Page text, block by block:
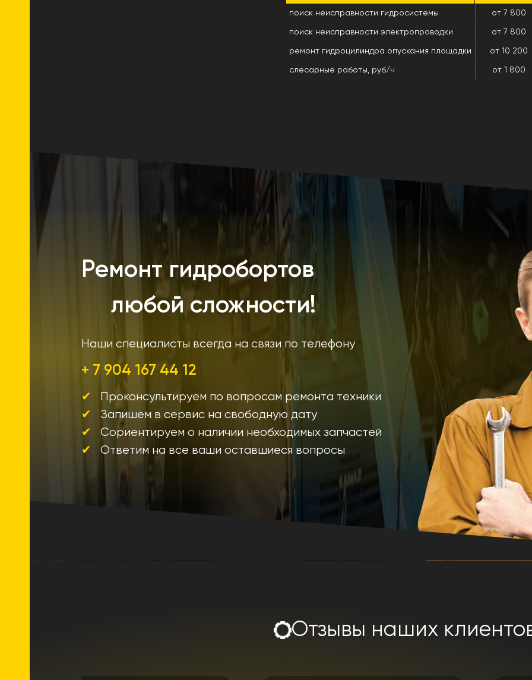
поиск неисправности гидросистемы от 7 800
поиск неисправности электропроводки от 7 800
ремонт гидроцилиндра опускания площадки от 10 200
слесарные работы, руб/ч от 1 800
Ремонт гидробортов
любой сложности!
Наши специалисты всегда на связи по телефону
+ 7 904 167 44 12
Проконсультируем по вопросам ремонта техники
Запишем в сервис на свободную дату
Сориентируем о наличии необходимых запчастей
Ответим на все ваши оставшиеся вопросы
Отзывы наших